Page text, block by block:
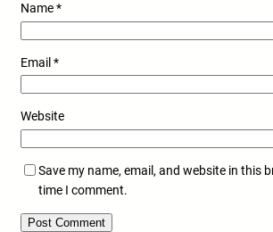
Name*
Email *
Website
Save my name, email, and website in this
time I comment.